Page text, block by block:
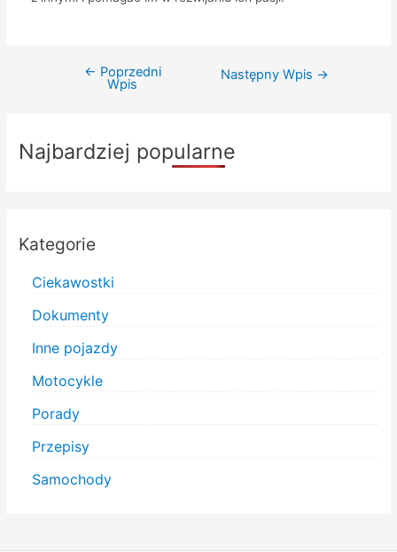
Nawigacja
← Poprzedni
Wpis
Następny Wpis →
Najbardziej popularne
Kategorie
Ciekawostki
Dokumenty
Inne pojazdy
Motocykle
Porady
Przepisy
Samochody